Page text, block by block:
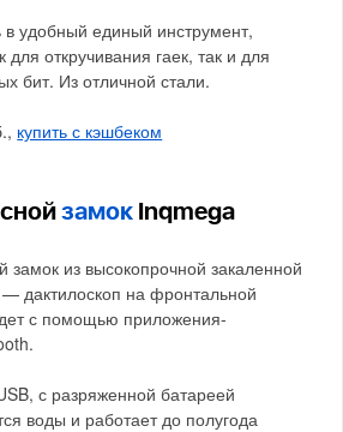
в удобный единый инструмент,
для откручивания гаек, так и для
бит. Из отличной стали.
купить с кэшбеком
замок Inqmega
замок из высокопрочной закаленной
дактилоскоп на фронтальной
с помощью приложения-
с разряженной батареей
воды и работает до полугода